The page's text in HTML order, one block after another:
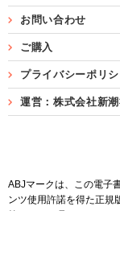
お問い合わせ
ご購入
プライバシーポリ
運営：株式会社新
ABJマークは、この電子
ンツ使用許諾を得た正規
第6091713号）です。